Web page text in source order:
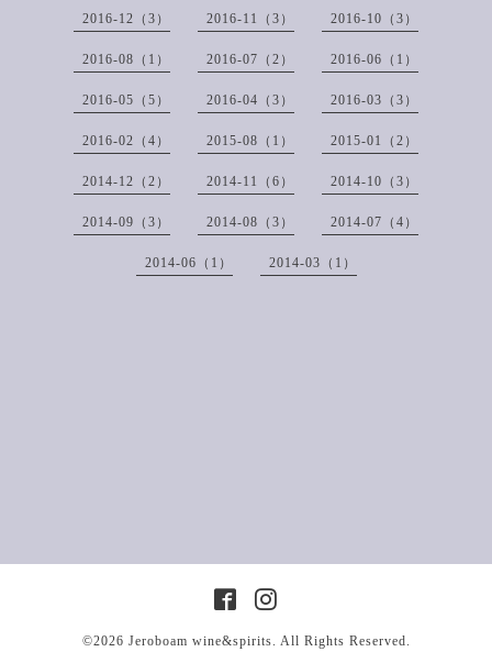
2016-12（3） 2016-11（3） 2016-10（3）
2016-08（1） 2016-07（2） 2016-06（1）
2016-05（5） 2016-04（3） 2016-03（3）
2016-02（4） 2015-08（1） 2015-01（2）
2014-12（2） 2014-11（6） 2014-10（3）
2014-09（3） 2014-08（3） 2014-07（4）
2014-06（1） 2014-03（1）
©2026 Jeroboam wine&spirits . All Rights Reserved.